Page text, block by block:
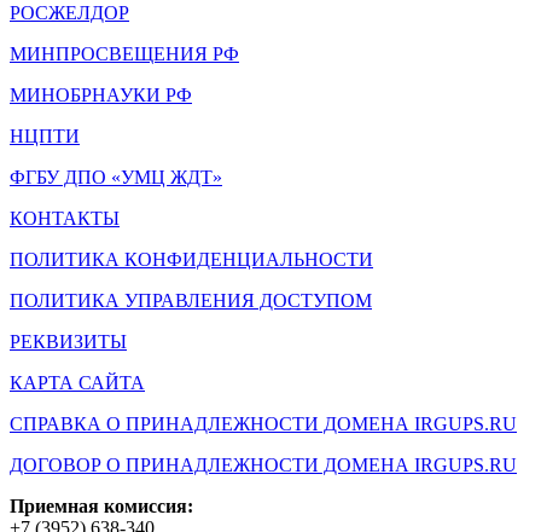
РОСЖЕЛДОР
МИНПРОСВЕЩЕНИЯ РФ
МИНОБРНАУКИ РФ
НЦПТИ
ФГБУ ДПО «УМЦ ЖДТ»
КОНТАКТЫ
ПОЛИТИКА КОНФИДЕНЦИАЛЬНОСТИ
ПОЛИТИКА УПРАВЛЕНИЯ ДОСТУПОМ
РЕКВИЗИТЫ
КАРТА САЙТА
СПРАВКА О ПРИНАДЛЕЖНОСТИ ДОМЕНА IRGUPS.RU
ДОГОВОР О ПРИНАДЛЕЖНОСТИ ДОМЕНА IRGUPS.RU
Приемная комиссия:
+7 (3952) 638-340